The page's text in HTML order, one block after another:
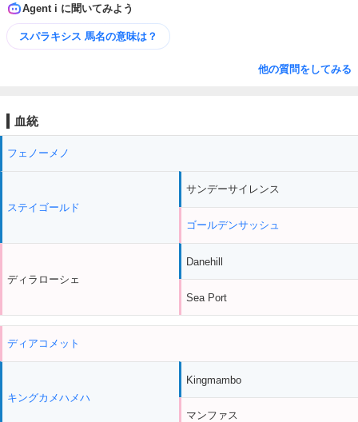
Agent i に聞いてみよう
スパラキシス 馬名の意味は？
他の質問をしてみる
血統
フェノーメノ
ステイゴールド
ディラローシェ
サンデーサイレンス
ゴールデンサッシュ
Danehill
Sea Port
ディアコメット
キングカメハメハ
Kingmambo
マンファス